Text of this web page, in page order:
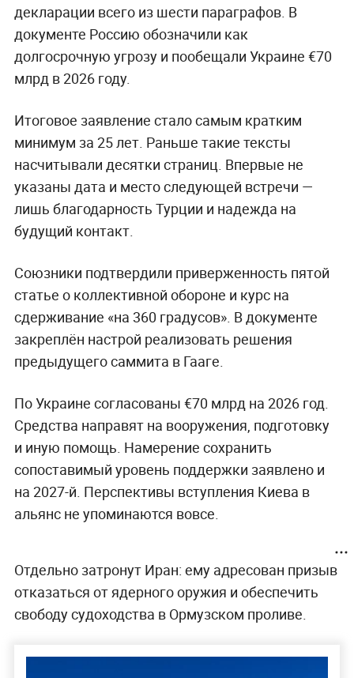
декларации всего из шести параграфов. В
документе Россию обозначили как
долгосрочную угрозу и пообещали Украине €70
млрд в 2026 году.
Итоговое заявление стало самым кратким
минимум за 25 лет. Раньше такие тексты
насчитывали десятки страниц. Впервые не
указаны дата и место следующей встречи —
лишь благодарность Турции и надежда на
будущий контакт.
Союзники подтвердили приверженность пятой
статье о коллективной обороне и курс на
сдерживание «на 360 градусов». В документе
закреплён настрой реализовать решения
предыдущего саммита в Гааге.
По Украине согласованы €70 млрд на 2026 год.
Средства направят на вооружения, подготовку
и иную помощь. Намерение сохранить
сопоставимый уровень поддержки заявлено и
на 2027-й. Перспективы вступления Киева в
альянс не упоминаются вовсе.
Отдельно затронут Иран: ему адресован призыв
отказаться от ядерного оружия и обеспечить
свободу судоходства в Ормузском проливе.